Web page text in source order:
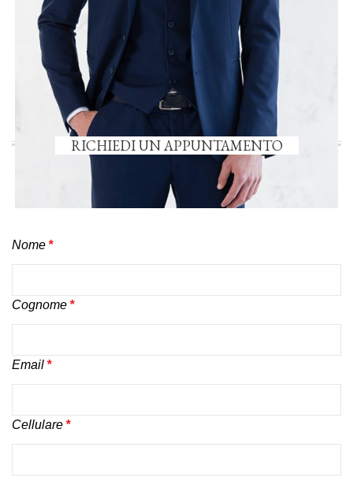
Previ
ous
RICHIEDI UN APPUNTAMENTO
Nome*
Cognome*
Email*
Cellulare*